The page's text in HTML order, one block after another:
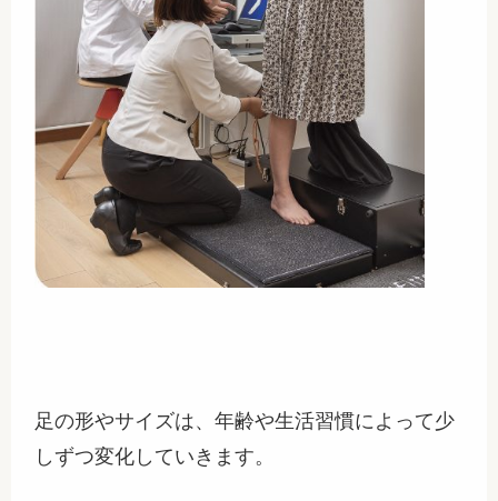
足の形やサイズは、年齢や生活習慣によって少
しずつ変化していきます。